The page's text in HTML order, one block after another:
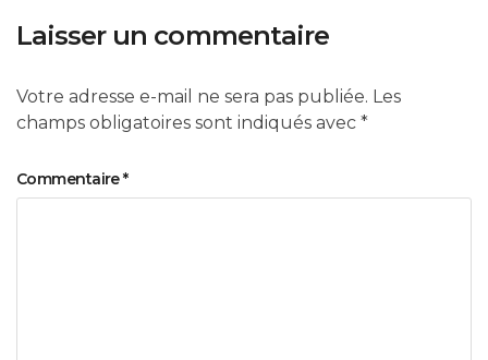
Laisser un commentaire
Votre adresse e-mail ne sera pas publiée. Les
champs obligatoires sont indiqués avec *
Commentaire*